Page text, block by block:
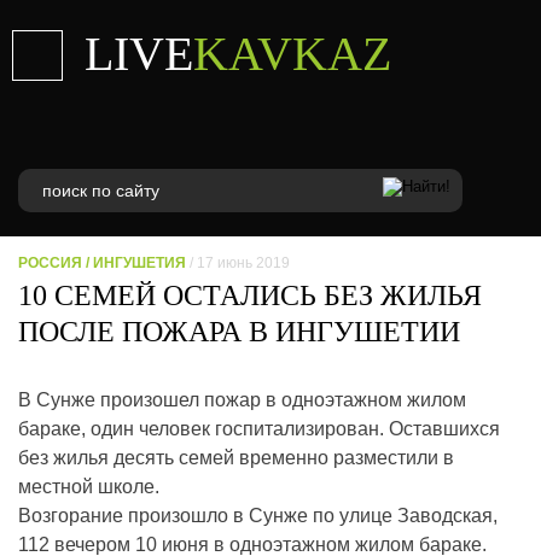
LIVEKAVKAZ
РОССИЯ / ИНГУШЕТИЯ / 17 июнь 2019
10 СЕМЕЙ ОСТАЛИСЬ БЕЗ ЖИЛЬЯ
ПОСЛЕ ПОЖАРА В ИНГУШЕТИИ
В Сунже произошел пожар в одноэтажном жилом
бараке, один человек госпитализирован. Оставшихся
без жилья десять семей временно разместили в
местной школе.
Возгорание произошло в Сунже по улице Заводская,
112 вечером 10 июня в одноэтажном жилом бараке.